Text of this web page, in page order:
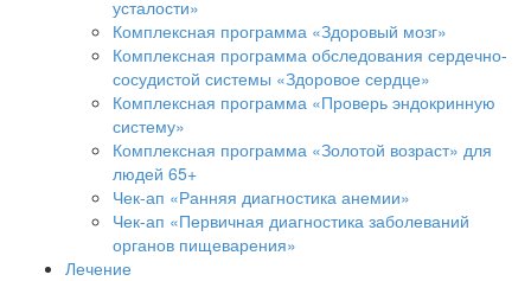
усталости»
Комплексная программа «Здоровый мозг»
Комплексная программа обследования сердечно-
сосудистой системы «Здоровое сердце»
Комплексная программа «Проверь эндокринную
систему»
Комплексная программа «Золотой возраст» для
людей 65+
Чек-ап «Ранняя диагностика анемии»
Чек-ап «Первичная диагностика заболеваний
органов пищеварения»
Лечение